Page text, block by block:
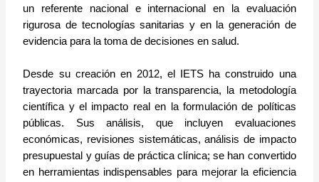
un referente nacional e internacional en la evaluación
rigurosa de tecnologías sanitarias y en la generación de
evidencia para la toma de decisiones en salud.
Desde su creación en 2012, el IETS ha construido una
trayectoria marcada por la transparencia, la metodología
científica y el impacto real en la formulación de políticas
públicas. Sus análisis, que incluyen evaluaciones
económicas, revisiones sistemáticas, análisis de impacto
presupuestal y guías de práctica clínica; se han convertido
en herramientas indispensables para mejorar la eficiencia